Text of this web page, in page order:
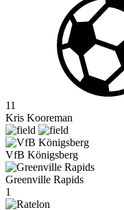
11
Kris Kooreman
VfB Königsberg
Greenville Rapids
1